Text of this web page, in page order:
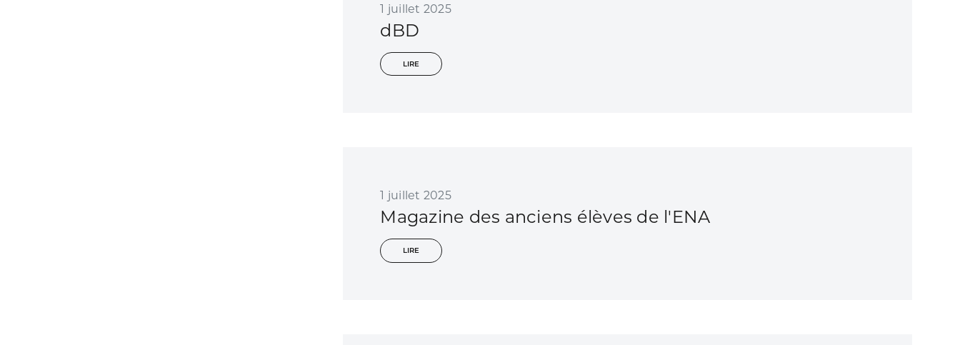
1 juillet 2025
dBD
LIRE
1 juillet 2025
Magazine des anciens élèves de l'ENA
LIRE